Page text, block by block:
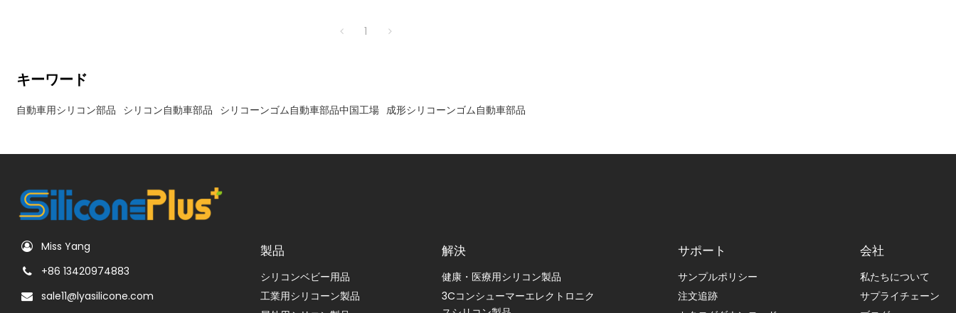
ように設計された当社の製品は、長期的な性能と信頼
性を保証します。
1
キーワード
自動車用シリコン部品 シリコン自動車部品 シリコーンゴム自動車部品中国工場 成形シリコーンゴム自動車部品
Miss Yang
+86 13420974883
sale11@lyasilicone.com
製品
シリコンベビー用品
工業用シリコーン製品
解決
健康・医療用シリコン製品
3Cコンシューマーエレクトロニク
サポート
サンプルポリシー
注文追跡
会社
私たちについて
サプライチェーン